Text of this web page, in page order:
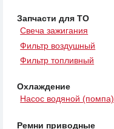
Запчасти для ТО
Свеча зажигания
Фильтр воздушный
Фильтр топливный
Охлаждение
Насос водяной (помпа)
Ремни приводные